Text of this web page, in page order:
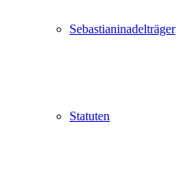
Sebastianinadelträger
Statuten